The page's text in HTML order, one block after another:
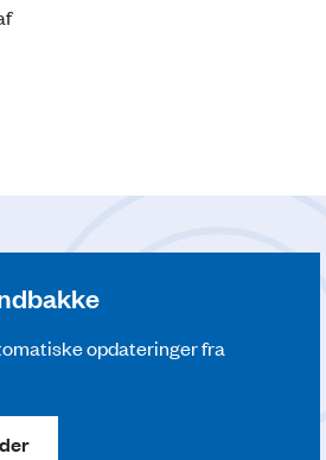
opdateringer fra